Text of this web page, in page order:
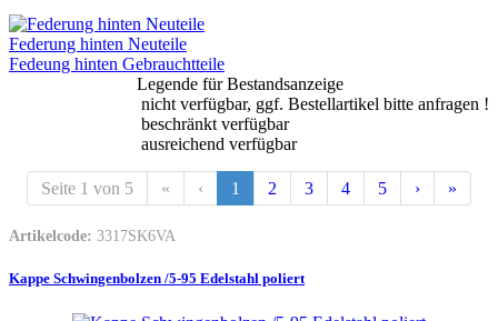
Federung hinten Neuteile
Fedeung hinten Gebrauchtteile
Legende für Bestandsanzeige
nicht verfügbar, ggf. Bestellartikel bitte anfragen !
beschränkt verfügbar
ausreichend verfügbar
Seite 1 von 5 « ‹ 1 2 3 4 5 › »
Artikelcode: 3317SK6VA
Kappe Schwingenbolzen /5-95 Edelstahl poliert